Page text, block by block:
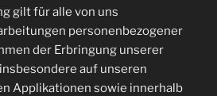
gilt für alle von uns
personenbezogener
der Erbringung unserer
auf unseren
Applikationen sowie innerhalb